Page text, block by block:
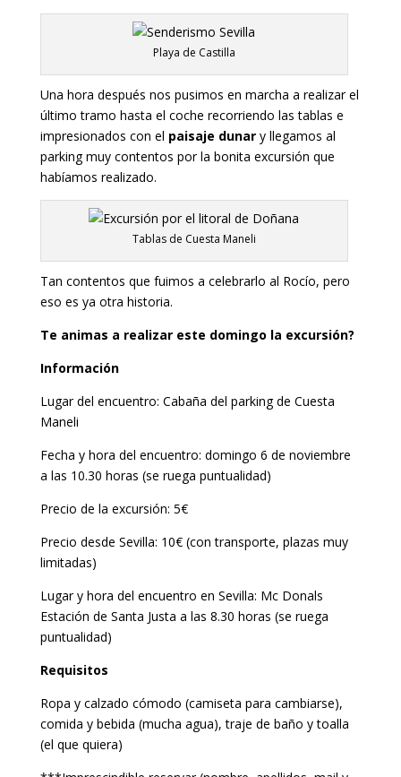
Playa de Castilla
Una hora después nos pusimos en marcha a realizar el
último tramo hasta el coche recorriendo las tablas e
impresionados con el paisaje dunary llegamos al
parking muy contentos por la bonita excursión que
habíamos realizado.
Tablas de Cuesta Maneli
Tan contentos que fuimos a celebrarlo al Rocío, pero
eso es ya otra historia.
Te animas a realizar este domingo la excursión?
Información
Lugar del encuentro: Cabaña del parking de Cuesta
Maneli
Fecha y hora del encuentro: domingo 6 de noviembre
a las 10.30 horas (se ruega puntualidad)
Precio de la excursión: 5€
Precio desde Sevilla: 10€ (con transporte, plazas muy
limitadas)
Lugar y hora del encuentro en Sevilla: Mc Donals
Estación de Santa Justa a las 8.30 horas (se ruega
puntualidad)
Requisitos
Ropa y calzado cómodo (camiseta para cambiarse),
comida y bebida (mucha agua), traje de baño y toalla
(el que quiera)